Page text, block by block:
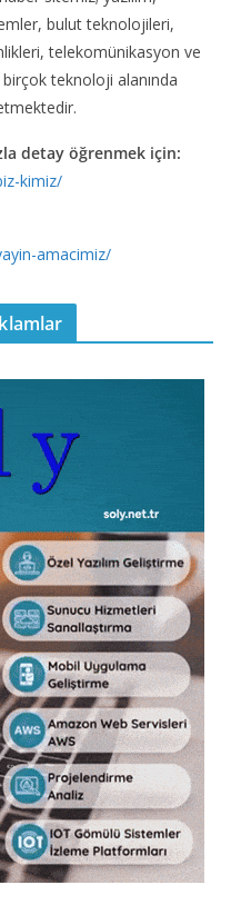
bulut teknolojileri,
telekomünikasyon ve
teknoloji alanında
detay öğrenmek için:
kimiz/
amacimiz/